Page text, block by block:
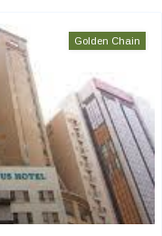
Golden Chain